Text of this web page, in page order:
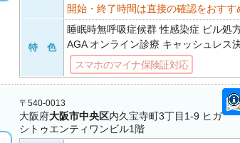
開始・終了時間は直接の確認をおすす
特 色
睡眠時無呼吸症候群 性感染症 ピル処
AGA オンライン診療 キャッシュレス
スマホのマイナ保険証対応
〒540-0013
大阪府大阪市中央区内久宝寺町3丁目1-9 ヒガ
シトゥエンティワンビル1階